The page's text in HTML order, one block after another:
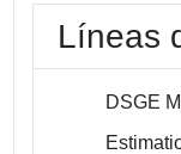
Líneas
DSGE